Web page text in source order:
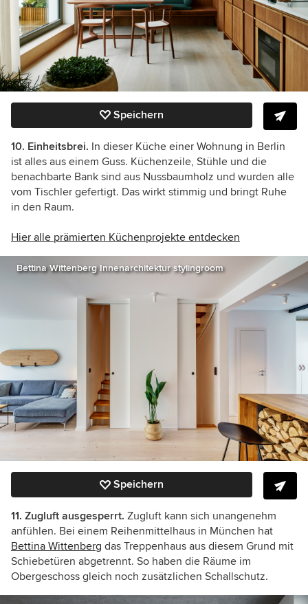
Speichern
10. Einheitsbrei. In dieser Küche einer Wohnung in Berlin
ist alles aus einem Guss. Küchenzeile, Stühle und die
benachbarte Bank sind aus Nussbaumholz und wurden alle
vom Tischler gefertigt. Das wirkt stimmig und bringt Ruhe
in den Raum.
Hier alle prämierten Küchenprojekte entdecken
Bettina Wittenberg Innenarchitektur stylingroom
Speichern
11. Zugluft ausgesperrt. Zugluft kann sich unangenehm
anfühlen. Bei einem Reihenmittelhaus in München hat
Bettina Wittenberg das Treppenhaus aus diesem Grund mit
Schiebetüren abgetrennt. So haben die Räume im
Obergeschoss gleich noch zusätzlichen Schallschutz.